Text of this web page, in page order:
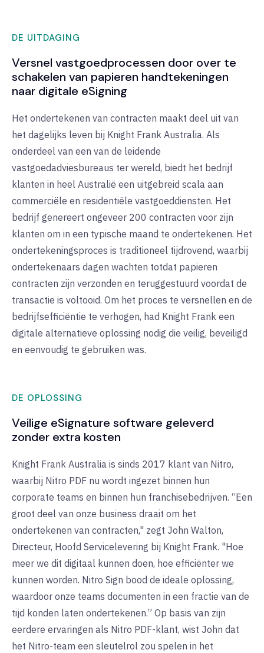
DE UITDAGING
Versnel vastgoedprocessen door over te
schakelen van papieren handtekeningen
naar digitale eSigning
Het ondertekenen van contracten maakt deel uit van
het dagelijks leven bij Knight Frank Australia. Als
onderdeel van een van de leidende
vastgoedadviesbureaus ter wereld, biedt het bedrijf
klanten in heel Australië een uitgebreid scala aan
commerciële en residentiële vastgoeddiensten. Het
bedrijf genereert ongeveer 200 contracten voor zijn
klanten om in een typische maand te ondertekenen. Het
ondertekeningsproces is traditioneel tijdrovend, waarbij
ondertekenaars dagen wachten totdat papieren
contracten zijn verzonden en teruggestuurd voordat de
transactie is voltooid. Om het proces te versnellen en de
bedrijfsefficiëntie te verhogen, had Knight Frank een
digitale alternatieve oplossing nodig die veilig, beveiligd
en eenvoudig te gebruiken was.
DE OPLOSSING
Veilige eSignature software geleverd
zonder extra kosten
Knight Frank Australia is sinds 2017 klant van Nitro,
waarbij Nitro PDF nu wordt ingezet binnen hun
corporate teams en binnen hun franchisebedrijven. “Een
groot deel van onze business draait om het
ondertekenen van contracten," zegt John Walton,
Directeur, Hoofd Servicelevering bij Knight Frank. "Hoe
meer we dit digitaal kunnen doen, hoe efficiënter we
kunnen worden. Nitro Sign bood de ideale oplossing,
waardoor onze teams documenten in een fractie van de
tijd konden laten ondertekenen.” Op basis van zijn
eerdere ervaringen als Nitro PDF-klant, wist John dat
het Nitro-team een sleutelrol zou spelen in het